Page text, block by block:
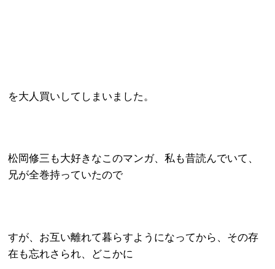
を大人買いしてしまいました。
松岡修三も大好きなこのマンガ、私も昔読んでいて、
兄が全巻持っていたので
すが、お互い離れて暮らすようになってから、その存
在も忘れさられ、どこかに